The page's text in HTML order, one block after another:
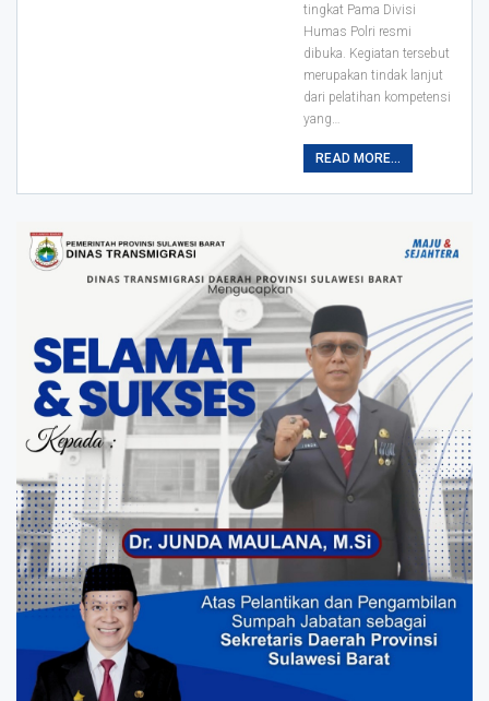
tingkat Pama Divisi
Humas Polri resmi
dibuka. Kegiatan tersebut
merupakan tindak lanjut
dari pelatihan kompetensi
yang…
READ MORE...